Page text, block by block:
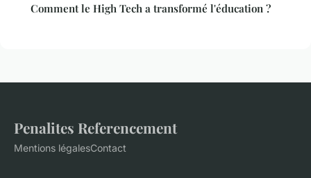
Comment le High Tech a transformé l'éducation ?
Penalites Referencement
Mentions légalesContact